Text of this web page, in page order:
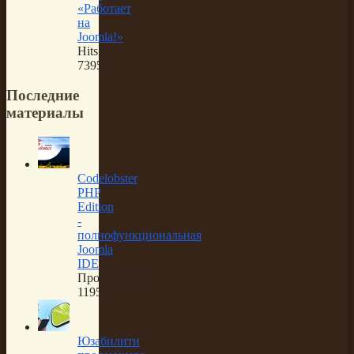
«Работает
на
Joomla!»
Hits:
73950
Последние
материалы
Codelobster
PHP
Edition
-
полнофункциональная
Joomla
IDE
Просмотров:
11954
Юзабилити